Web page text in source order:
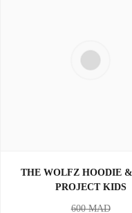
THE WOLFZ HOODIE
PROJECT KIDS
600MAD